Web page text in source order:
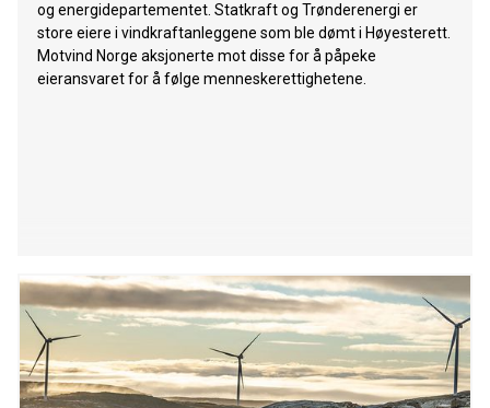
og energidepartementet. Statkraft og Trønderenergi er
store eiere i vindkraftanleggene som ble dømt i Høyesterett.
Motvind Norge aksjonerte mot disse for å påpeke
eieransvaret for å følge menneskerettighetene.